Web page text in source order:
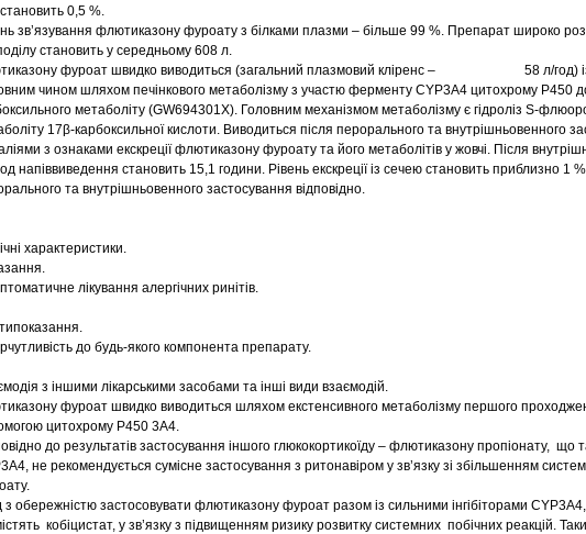
0,5 %.
зв’язування флютиказону фуроату з білками плазми – більше 99 %. Препарат широко
становить у середньому 608 л.
фуроат швидко виводиться (загальний плазмовий кліренс – 58 л/год) із
чином шляхом печінкового метаболізму з участю ферменту CYP3A4 цитохрому P450
метаболіту (GW694301X). Головним механізмом метаболізму є гідроліз S-
17β-карбоксильної кислоти. Виводиться після перорального та внутрішньовенного
з ознаками екскреції флютиказону фуроату та його метаболітів у жовчі. Після
напіввиведення становить 15,1 години. Рівень екскреції із сечею становить приблизно 1
та внутрішньовенного застосування відповідно.
характеристики.
лікування алергічних ринітів.
до будь-якого компонента препарату.
з іншими лікарськими засобами та інші види взаємодій.
фуроат швидко виводиться шляхом екстенсивного метаболізму першого
цитохрому Р450 3А4.
до результатів застосування іншого глюкокортикоїду – флютиказону пропіонату, що
не рекомендується сумісне застосування з ритонавіром у зв’язку зі збільшенням
з обережністю застосовувати флютиказону фуроат разом із сильними інгібіторами
кобіцистат, у зв’язку з підвищенням ризику розвитку системних побічних реакцій.